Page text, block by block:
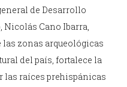
de Desarrollo
Nicolás Cano Ibarra,
las zonas arqueológicas
del país, fortalece la
las raíces prehispánicas